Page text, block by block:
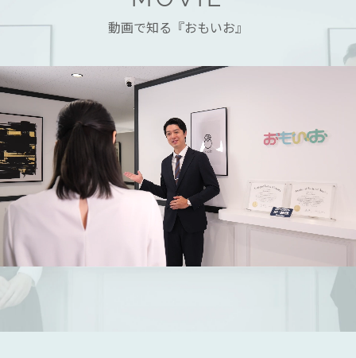
動画で知る『おもいお』